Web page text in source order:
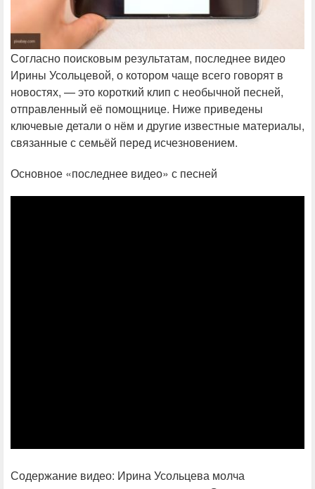
Согласно поисковым результатам, последнее видео
Ирины Усольцевой, о котором чаще всего говорят в
новостях, — это короткий клип с необычной песней,
отправленный её помощнице. Ниже приведены
ключевые детали о нём и другие известные материалы,
связанные с семьёй перед исчезновением.
Основное «последнее видео» с песней
Содержание видео: Ирина Усольцева молча